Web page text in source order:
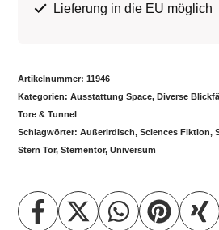
Lieferung in die EU möglich
Artikelnummer: 11946
Kategorien: Ausstattung Space, Diverse
Tore & Tunnel
Schlagwörter: Außerirdisch, Sciences Fiktion,
Stern Tor, Sternentor, Universum